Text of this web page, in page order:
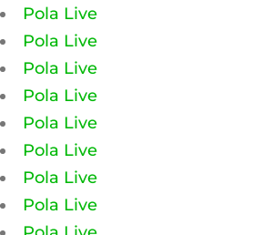
Pola Live
Pola Live
Pola Live
Pola Live
Pola Live
Pola Live
Pola Live
Pola Live